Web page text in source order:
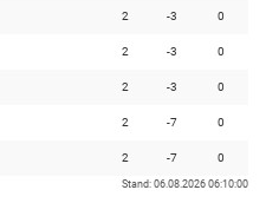
2 -3 0
2 -3 0
2 -3 0
2 -7 0
2 -7 0
Stand: 06.08.2026 06:10:00